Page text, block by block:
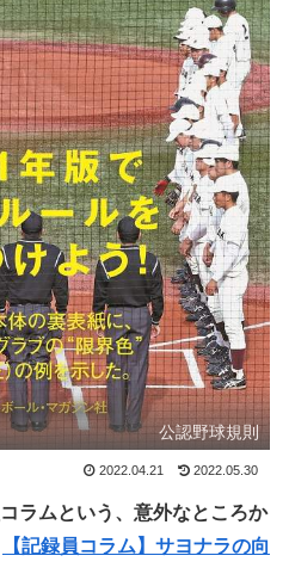
公認野球規則
2022.04.21 2022.05.30
ラムという、意外なところか
【記録員コラム】サヨナラの向